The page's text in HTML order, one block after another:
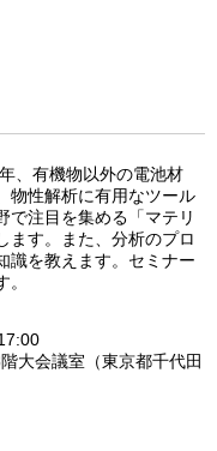
、有機物以外の電池材
物性解析に有用なツール
で注目を集める「マテリ
ます。また、分析のプロ
識を教えます。セミナー
大会議室（東京都千代田